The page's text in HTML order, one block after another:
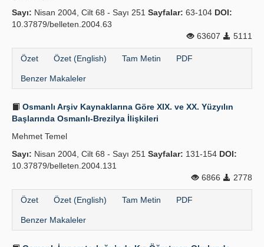
Sayı: Nisan 2004, Cilt 68 - Sayı 251 Sayfalar: 63-104 DOI:
10.37879/belleten.2004.63
63607
5111
Özet Özet (English) Tam Metin PDF
Benzer Makaleler
Osmanlı Arşiv Kaynaklarına Göre XIX. ve XX. Yüzyılın
Başlarında Osmanlı-Brezilya İlişkileri
Mehmet Temel
Sayı: Nisan 2004, Cilt 68 - Sayı 251 Sayfalar: 131-154 DOI:
10.37879/belleten.2004.131
6866
2778
Özet Özet (English) Tam Metin PDF
Benzer Makaleler